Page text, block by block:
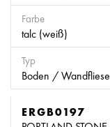
Farbe
talc (weiß)
Typ
Boden / Wandfliese
ERGB0197